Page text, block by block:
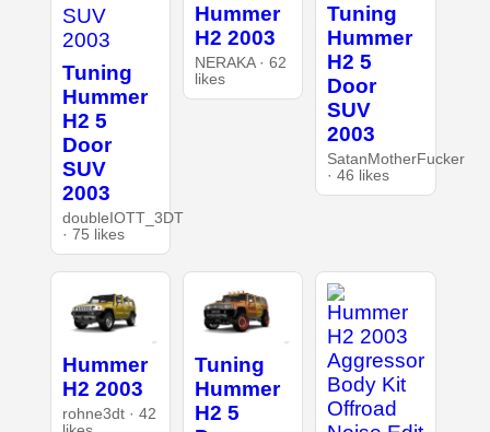
Tuning
Hummer
H2 5
Door
SUV
2003
doubleIOTT_3DT
· 75 likes
Hummer
H2 2003
NERAKA · 62
likes
Tuning
Hummer
H2 5
Door
SUV
2003
SatanMotherFucker
· 46 likes
Hummer
H2 2003
rohne3dt · 42
Tuning
Hummer
H2 5